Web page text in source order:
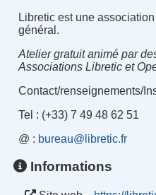
Libretic est une
général.
Atelier gratuit animé par
Associations Libretic et
Contact/renseignements/
Tel : (+33) 7 49 48 62 51
@ : bureau@ ibretic.fr
Informations